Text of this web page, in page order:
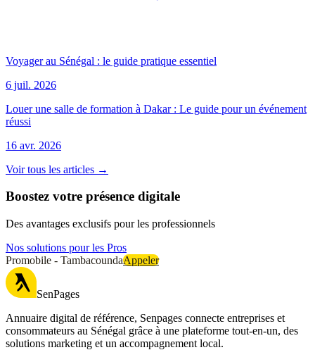
Voyager au Sénégal : le guide pratique essentiel
6 juil. 2026
Louer une salle de formation à Dakar : Le guide pour un événement
réussi
16 avr. 2026
Voir tous les articles →
Boostez votre présence digitale
Des avantages exclusifs pour les professionnels
Nos solutions pour les Pros
Promobile - TambacoundaAppeler
SenPages
Annuaire digital de référence, Senpages connecte entreprises et
consommateurs au Sénégal grâce à une plateforme tout-en-un, des
solutions marketing et un accompagnement local.